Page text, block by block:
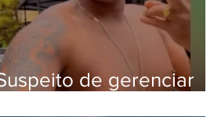
de gerenciar